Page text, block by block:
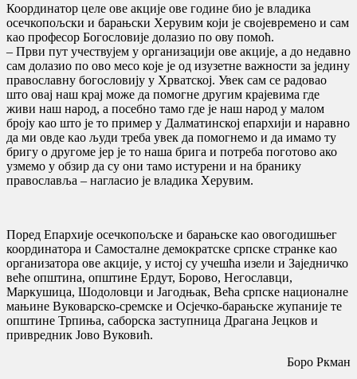
Координатор целе ове акције ове године био је владика
осечкопољски и барањски Херувим који је својевремено и сам
као професор Богословије долазио по ову помоћ.
– Први пут учествујем у организацији ове акције, а до недавно
сам долазио по ово месо које је од изузетне важности за једину
православну богословију у Хрватској. Увек сам се радовао
што овај наш крај може да помогне другим крајевима где
живи наш народ, а посебно тамо где је наш народ у малом
броју као што је то пример у Далматинској епархији и наравно
да ми овде као људи треба увек да помогнемо и да имамо ту
бригу о другоме јер је то наша брига и потреба поготово ако
узмемо у обзир да су они тамо истурени и на бранику
православља – нагласио је владика Херувим.
Поред Епархије осечкопољске и барањске као овогодишњег
координатора и Самосталне демократске српске странке као
организатора ове акције, у истој су учешћа изели и Заједничко
веће општина, општине Ердут, Борово, Негославци,
Маркушица, Шодоловци и Јагодњак, Већа српске националне
мањине Вуковарско-сремске и Осјечко-барањске жупаније те
општине Трпиња, саборска заступница Драгана Јецков и
привредник Јово Вуковић.
Боро Ркман